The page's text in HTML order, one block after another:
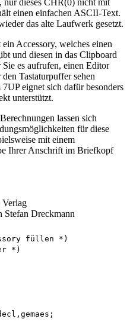
nur dieses CHR(0) nicht mit
einen einfachen ASCII-Text.
das alte Laufwerk gesetzt.
Accessory, welches einen
und diesen in das Clipboard
es aufrufen, einen Editor
Tastaturpuffer sehen
eignet sich dafür besonders
unterstützt.
lassen sich
für diese
mit einem
Ihrer Anschrift im Briefkopf
Stefan Dreckmann
füllen *)
*)